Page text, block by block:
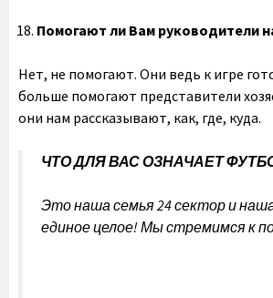
Помогают ли Вам руководители
Нет, не помогают. Они ведь к игре
больше помогают представители
они нам рассказывают, как, где, куда.
ЧТО ДЛЯ ВАС ОЗНАЧАЕТ
Это наша семья 24 сектор и
единое целое! Мы стремимся к